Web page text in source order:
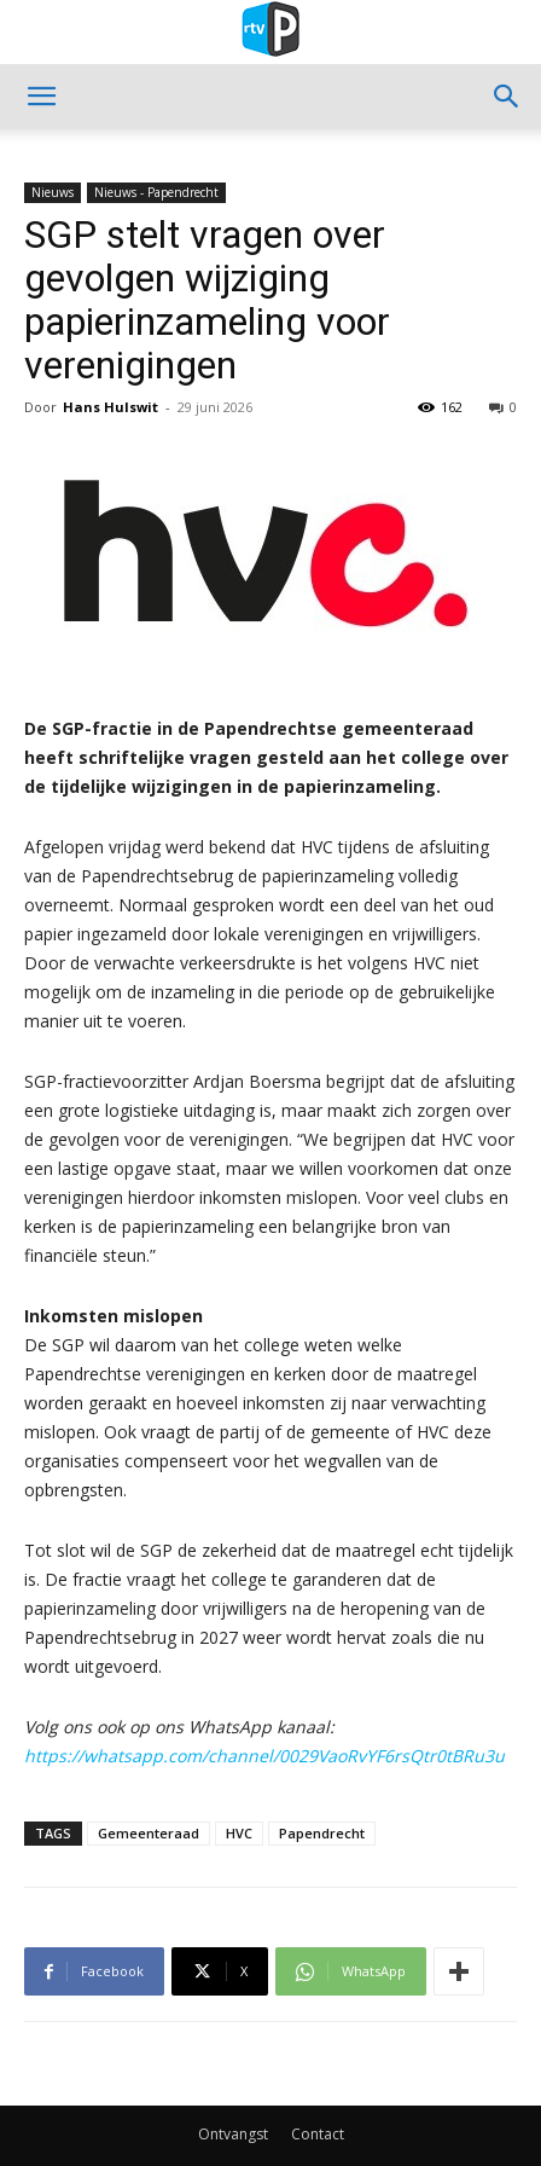
Nieuws Nieuws - Papendrecht
SGP stelt vragen over
gevolgen wijziging
papierinzameling voor
verenigingen
Door Hans Hulswit - 29 juni 2026 0
162
De SGP-fractie in de Papendrechtse gemeenteraad
heeft schriftelijke vragen gesteld aan het college over
de tijdelijke wijzigingen in de papierinzameling.
Afgelopen vrijdag werd bekend dat HVC tijdens de afsluiting
van de Papendrechtsebrug de papierinzameling volledig
overneemt. Normaal gesproken wordt een deel van het oud
papier ingezameld door lokale verenigingen en vrijwilligers.
Door de verwachte verkeersdrukte is het volgens HVC niet
mogelijk om de inzameling in die periode op de gebruikelijke
manier uit te voeren.
SGP-fractievoorzitter Ardjan Boersma begrijpt dat de afsluiting
een grote logistieke uitdaging is, maar maakt zich zorgen over
de gevolgen voor de verenigingen. “We begrijpen dat HVC voor
een lastige opgave staat, maar we willen voorkomen dat onze
verenigingen hierdoor inkomsten mislopen. Voor veel clubs en
kerken is de papierinzameling een belangrijke bron van
financiële steun.”
Inkomsten mislopen
De SGP wil daarom van het college weten welke
Papendrechtse verenigingen en kerken door de maatregel
worden geraakt en hoeveel inkomsten zij naar verwachting
mislopen. Ook vraagt de partij of de gemeente of HVC deze
organisaties compenseert voor het wegvallen van de
opbrengsten.
Tot slot wil de SGP de zekerheid dat de maatregel echt tijdelijk
is. De fractie vraagt het college te garanderen dat de
papierinzameling door vrijwilligers na de heropening van de
Papendrechtsebrug in 2027 weer wordt hervat zoals die nu
wordt uitgevoerd.
Volg ons ook op ons WhatsApp kanaal:
https://whatsapp.com/channel/0029VaoRvYF6rsQtr0tBRu3u
TAGS Gemeenteraad HVC Papendrecht
Facebook X WhatsApp
Ontvangst Contact